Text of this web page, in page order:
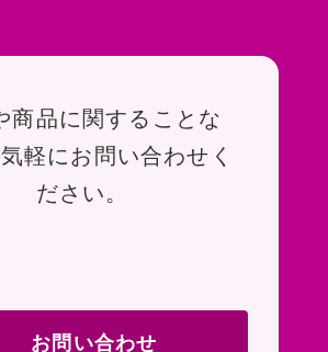
わせ
商品に関することな
軽にお問い合わせく
ださい。
お問い合わせ